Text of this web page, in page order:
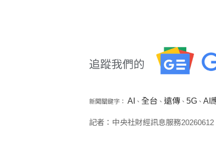
新聞關鍵字： AI 、 全台 、 遠傳、 5G、 AI
記者：中央社財經訊息服務20260612